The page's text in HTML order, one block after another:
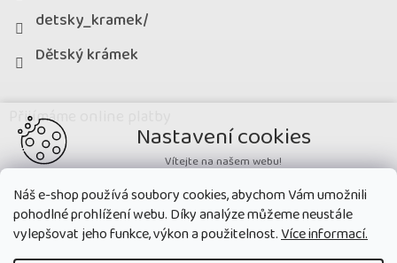
Náš e-shop používá soubory cookies, abychom Vám umožnili
pohodlné prohlížení webu. Díky analýze můžeme neustále
vylepšovat jeho funkce, výkon a použitelnost.Více informací.
detsky_kramek/
Dětský krámek
Přijímáme online platby
Nastavení cookies
Vítejte na našem webu!
Potřebujeme nastavit cookies a související technologie, aby
zobrazovaný obsah odpovídal vašim potřebám a vy na webu nalezli
přesně to, co potřebujete. Soubory cookies používané na našem webu
nikdy neslouží ke zjišťování totožnosti uživatelů stránek.